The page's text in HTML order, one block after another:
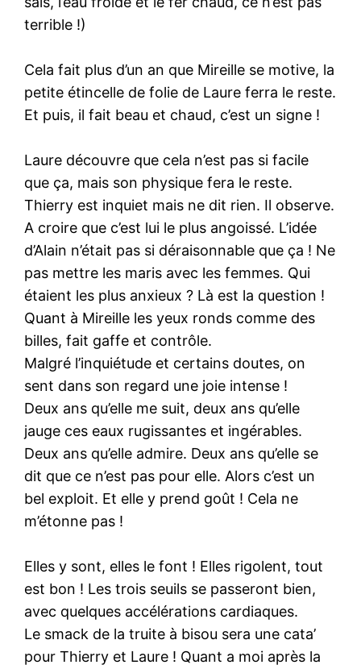
terrible !)
Cela fait plus d’un an que Mireille se motive, la
petite étincelle de folie de Laure ferra le reste.
Et puis, il fait beau et chaud, c’est un signe !
Laure découvre que cela n’est pas si facile
que ça, mais son physique fera le reste.
Thierry est inquiet mais ne dit rien. Il observe.
A croire que c’est lui le plus angoissé. L’idée
d’Alain n’était pas si déraisonnable que ça ! Ne
pas mettre les maris avec les femmes. Qui
étaient les plus anxieux ? Là est la question !
Quant à Mireille les yeux ronds comme des
billes, fait gaffe et contrôle.
Malgré l’inquiétude et certains doutes, on
sent dans son regard une joie intense !
Deux ans qu’elle me suit, deux ans qu’elle
jauge ces eaux rugissantes et ingérables.
Deux ans qu’elle admire. Deux ans qu’elle se
dit que ce n’est pas pour elle. Alors c’est un
bel exploit. Et elle y prend goût ! Cela ne
m’étonne pas !
Elles y sont, elles le font ! Elles rigolent, tout
est bon ! Les trois seuils se passeront bien,
avec quelques accélérations cardiaques.
Le smack de la truite à bisou sera une cata’
pour Thierry et Laure ! Quant a moi après la